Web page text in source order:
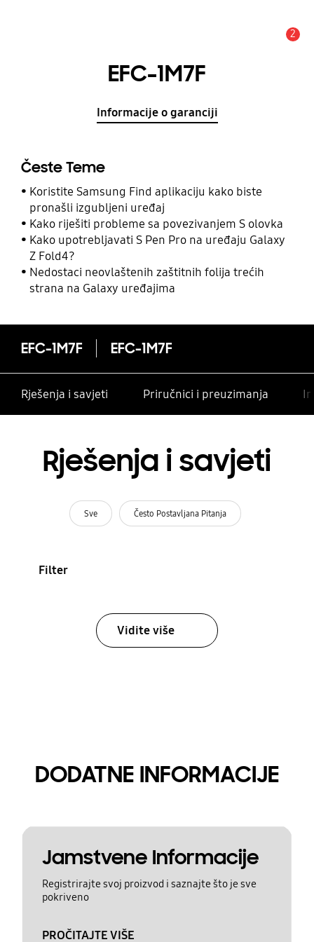
2
EFC-1M7F
Informacije o garanciji
Česte Teme
Koristite Samsung Find aplikaciju kako biste
pronašli izgubljeni uređaj
Kako riješiti probleme sa povezivanjem S olovka
Kako upotrebljavati S Pen Pro na uređaju Galaxy
Z Fold4?
Nedostaci neovlaštenih zaštitnih folija trećih
strana na Galaxy uređajima
EFC-1M7F EFC-1M7F
Rješenja i savjeti Priručnici i preuzimanja
Rješenja i savjeti
Sve Često Postavljana Pitanja
Filter
Vidite više
DODATNE INFORMACIJE
Jamstvene Informacije
Registrirajte svoj proizvod i saznajte što je sve
pokriveno
PROČITAJTE VIŠE